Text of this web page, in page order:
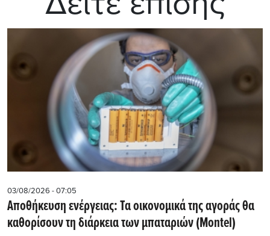
03/08/2026 - 07:05
Αποθήκευση ενέργειας: Τα οικονομικά της αγοράς θα
καθορίσουν τη διάρκεια των μπαταριών (Montel)